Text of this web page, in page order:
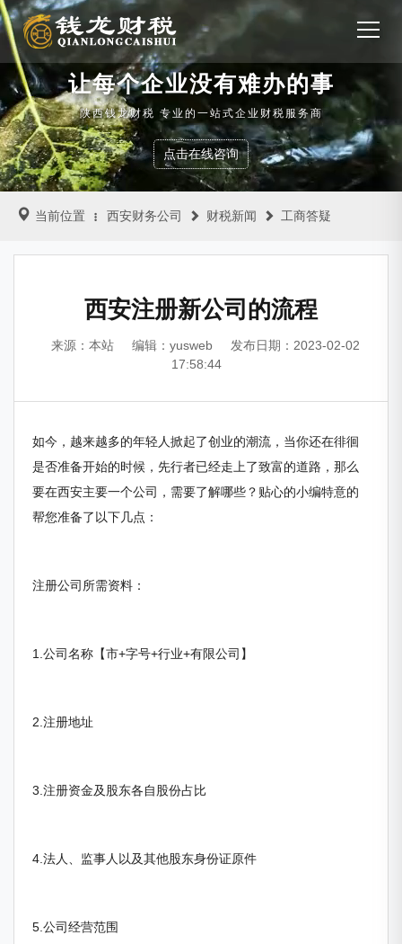
让每个企业没有难办的事
陕西钱龙财税 专业的一站式企业财税服务商
点击在线咨询
当前位置 西安财务公司 财税新闻 工商答疑
西安注册新公司的流程
来源：本站 编辑：yusweb
发布日期：2023-02-02
17:58:44
如今，越来越多的年轻人掀起了创业的潮流，当你还在徘徊
是否准备开始的时候，先行者已经走上了致富的道路，那么
要在西安主要一个公司，需要了解哪些？贴心的小编特意的
帮您准备了以下几点：
注册公司所需资料：
1.公司名称【市+字号+行业+有限公司】
2.注册地址
3.注册资金及股东各自股份占比
4.法人、监事人以及其他股东身份证原件
5.公司经营范围